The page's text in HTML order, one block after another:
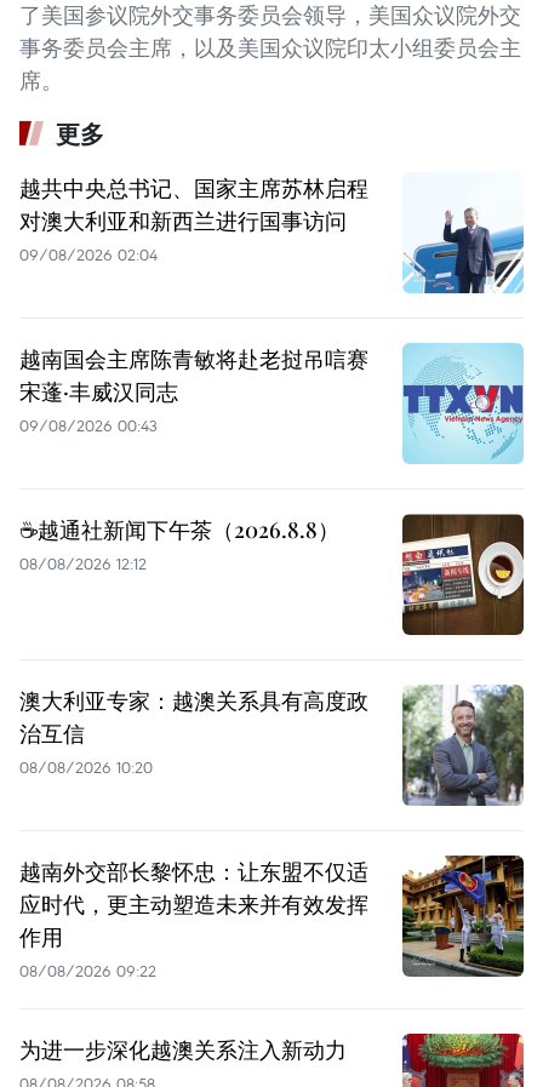
了美国参议院外交事务委员会领导，美国众议院外交
事务委员会主席，以及美国众议院印太小组委员会主
席。
更多
越共中央总书记、国家主席苏林启程
对澳大利亚和新西兰进行国事访问
09/08/2026 02:04
越南国会主席陈青敏将赴老挝吊唁赛
宋蓬·丰威汉同志
09/08/2026 00:43
☕️越通社新闻下午茶（2026.8.8）
08/08/2026 12:12
澳大利亚专家：越澳关系具有高度政
治互信
08/08/2026 10:20
越南外交部长黎怀忠：让东盟不仅适
应时代，更主动塑造未来并有效发挥
作用
08/08/2026 09:22
为进一步深化越澳关系注入新动力